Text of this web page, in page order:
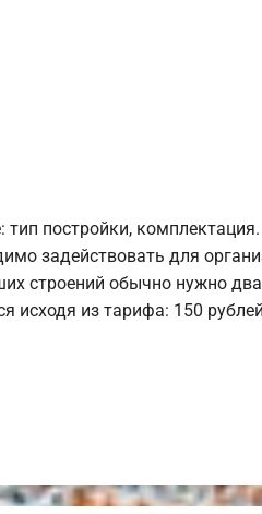
постройки,
задействовать для
строений обычно нужно
исходя из тарифа: 150